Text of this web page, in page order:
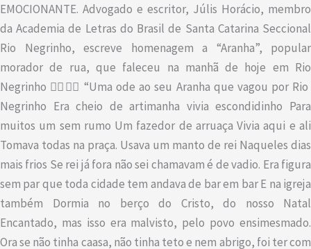
EMOCIONANTE. Advogado e escritor, Júlis Horácio, membro
da Academia de Letras do Brasil de Santa Catarina Seccional
Rio Negrinho, escreve homenagem a “Aranha”, popular
morador de rua, que faleceu na manhã de hoje em Rio
Negrinho 👇🏾👇🏾 “Uma ode ao seu Aranha que vagou por Rio
Negrinho Era cheio de artimanha vivia escondidinho Para
muitos um sem rumo Um fazedor de arruaça Vivia aqui e ali
Tomava todas na praça. Usava um manto de rei Naqueles dias
mais frios Se rei já fora não sei chamavam é de vadio. Era figura
sem par que toda cidade tem andava de bar em bar E na igreja
também Dormia no berço do Cristo, do nosso Natal
Encantado, mas isso era malvisto, pelo povo ensimesmado.
Ora se não tinha caasa, não tinha teto e nem abrigo, foi ter com